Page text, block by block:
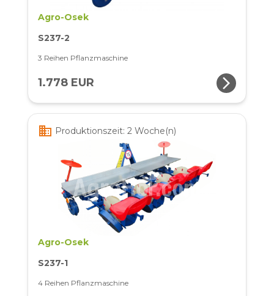
Agro-Osek
S237-2
3 Reihen Pflanzmaschine
1.778 EUR arrow_forward_ios
business Produktionszeit: 2 Woche(n)
Agro-Osek
S237-1
4 Reihen Pflanzmaschine